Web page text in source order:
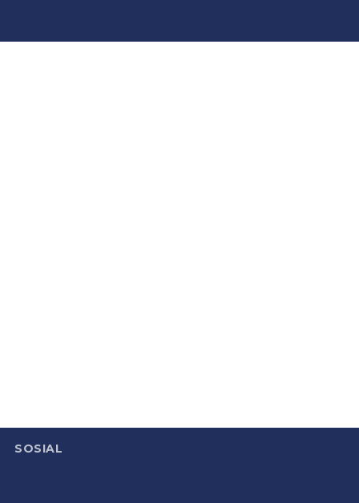
SOSIAL